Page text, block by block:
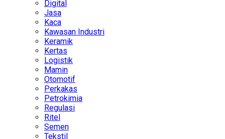
Digital
Jasa
Kaca
Kawasan Industri
Keramik
Kertas
Logistik
Mamin
Otomotif
Perkakas
Petrokimia
Regulasi
Ritel
Semen
Tekstil